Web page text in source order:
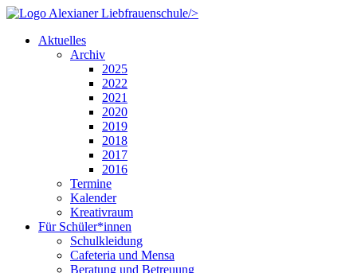
/>
Aktuelles
Archiv
2025
2022
2021
2020
2019
2018
2017
2016
Termine
Kalender
Kreativraum
Für Schüler*innen
Schulkleidung
Cafeteria und Mensa
Beratung und Betreuung